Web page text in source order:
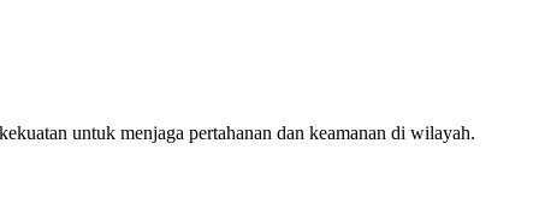
untuk menjaga pertahanan dan keamanan di wilayah.